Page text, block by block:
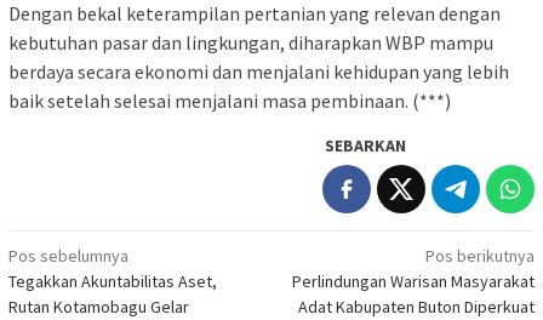
Dengan bekal keterampilan pertanian yang relevan dengan
kebutuhan pasar dan lingkungan, diharapkan WBP mampu
berdaya secara ekonomi dan menjalani kehidupan yang lebih
baik setelah selesai menjalani masa pembinaan. (***)
SEBARKAN
Navigasi
pos
Pos sebelumnya
Tegakkan Akuntabilitas Aset,
Rutan Kotamobagu Gelar
Pos berikutnya
Perlindungan Warisan Masyarakat
Adat Kabupaten Buton Diperkuat